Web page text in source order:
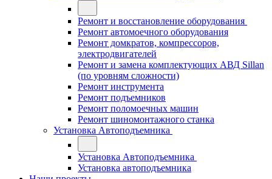
Ремонт и восстановление оборудования
Ремонт автомоечного оборудования
Ремонт домкратов, компрессоров,
электродвигателей
Ремонт и замена комплектующих АВД Sillan
(по уровням сложности)
Ремонт инструмента
Ремонт подъемников
Ремонт поломоечных машин
Ремонт шиномонтажного станка
Установка Автоподъемника
Установка Автоподъемника
Установка автоподъемника